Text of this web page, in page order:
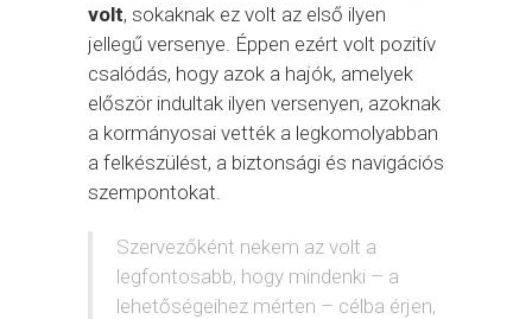
volt, sokaknak ez volt az első ilyen
jellegű versenye. Éppen ezért volt pozitív
csalódás, hogy azok a hajók, amelyek
először indultak ilyen versenyen, azoknak
a kormányosai vették a legkomolyabban
a felkészülést, a biztonsági és navigációs
szempontokat.
Szervezőként nekem az volt a
legfontosabb, hogy mindenki – a
lehetőségeihez mérten – célba érjen,